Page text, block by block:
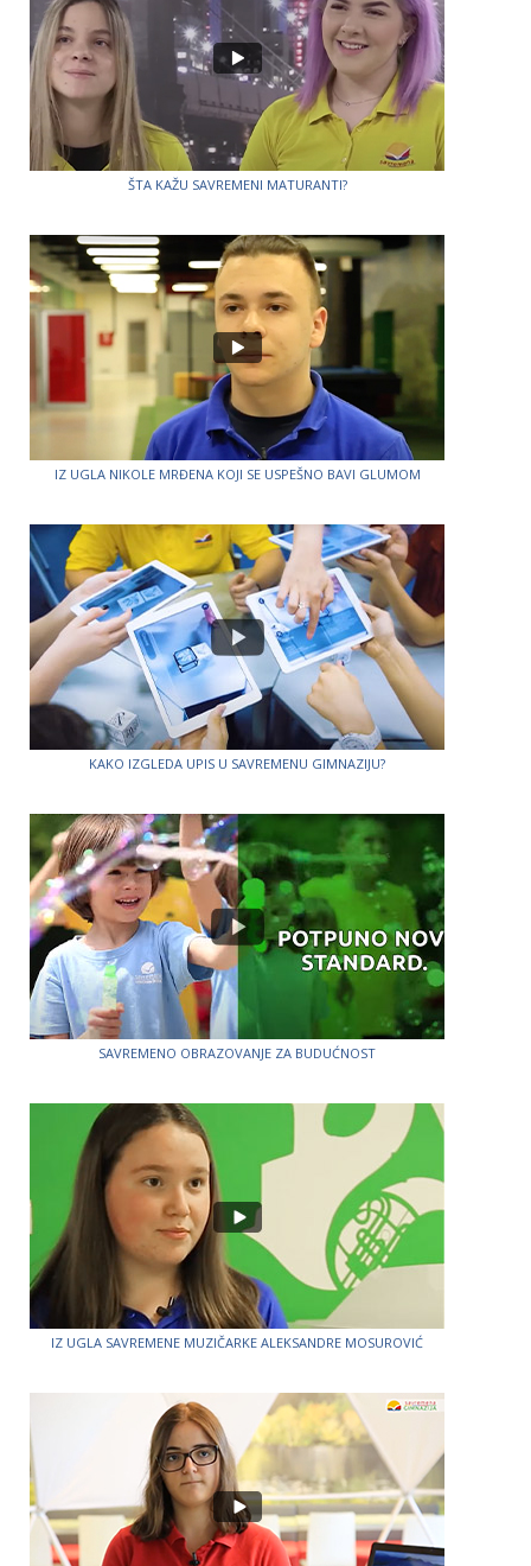
ŠTA KAŽU SAVREMENI MATURANTI?
IZ UGLA NIKOLE MRĐENA KOJI SE USPEŠNO BAVI GLUMOM
KAKO IZGLEDA UPIS U SAVREMENU GIMNAZIJU?
SAVREMENO OBRAZOVANJE ZA BUDUĆNOST
IZ UGLA SAVREMENE MUZIČARKE ALEKSANDRE MOSUROVIĆ